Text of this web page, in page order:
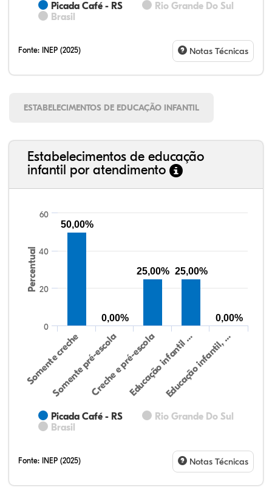
Picada Café - RS
Rio Grande Do Sul
Brasil
Fonte: INEP (2025) Notas Técnicas
ESTABELECIMENTOS DE EDUCAÇÃO INFANTIL
Estabelecimentos de educação
infantil por atendimento
Percentual
Picada Café - RS
Rio Grande Do Sul
Brasil
Somente creche
Somente pré-escolaCreche e pré-escolaEducação infantil …Educação infantil, …
0
20
40
60
50,00%
0,00%
25,00% 25,00%
0,00%
Fonte: INEP (2025) Notas Técnicas